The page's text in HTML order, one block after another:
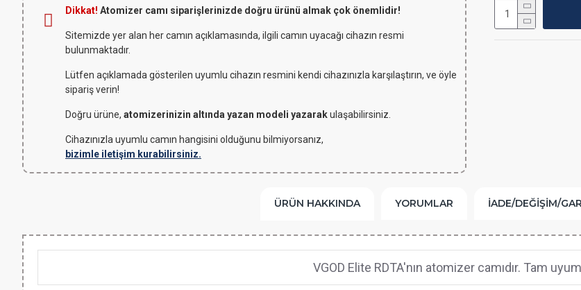
Dikkat! Atomizer camı siparişlerinizde doğru ürünü almak çok önemlidir!
Sitemizde yer alan her camın açıklamasında, ilgili camın uyacağı cihazın resmi
bulunmaktadır.
Lütfen açıklamada gösterilen uyumlu cihazın resmini kendi cihazınızla karşılaştırın, ve öyle
sipariş verin!
Doğru ürüne, atomizerinizin altında yazan modeli yazarakulaşabilirsiniz.
Cihazınızla uyumlu camın hangisini olduğunu bilmiyorsanız,
bizimle iletişim kurabilirsiniz.
ÜRÜN HAKKINDA YORUMLAR İADE/DEĞIŞIM/
VGOD Elite RDTA'nın atomizer camıdır. Tam